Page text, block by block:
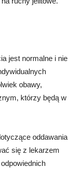
jest normalne i nie
obawy,
którzy będą w
oddawania
się z lekarzem